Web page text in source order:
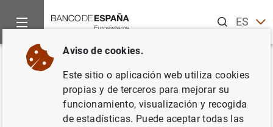
ESEN
Inicio Publicaciones
Volver
Mayo 2006
Aviso de cookies.
Este sitio o aplicación web utiliza cookies
propias y de terceros para mejorar su
funcionamiento, visualización y recogida
de estadísticas. Puede aceptar todas las